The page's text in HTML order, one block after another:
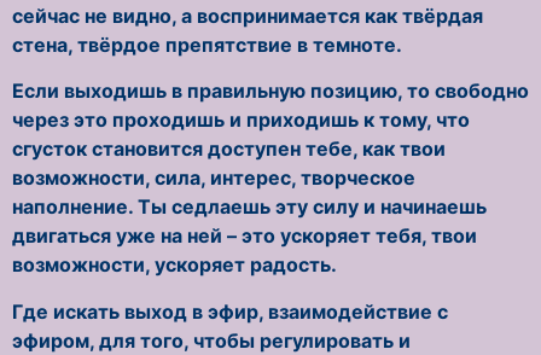
сейчас не видно, а воспринимается как твёрдая
стена, твёрдое препятствие в темноте.
Если выходишь в правильную позицию, то свободно
через это проходишь и приходишь к тому, что
сгусток становится доступен тебе, как твои
возможности, сила, интерес, творческое
наполнение. Ты седлаешь эту силу и начинаешь
двигаться уже на ней – это ускоряет тебя, твои
возможности, ускоряет радость.
Где искать выход в эфир, взаимодействие с
эфиром, для того, чтобы регулировать и